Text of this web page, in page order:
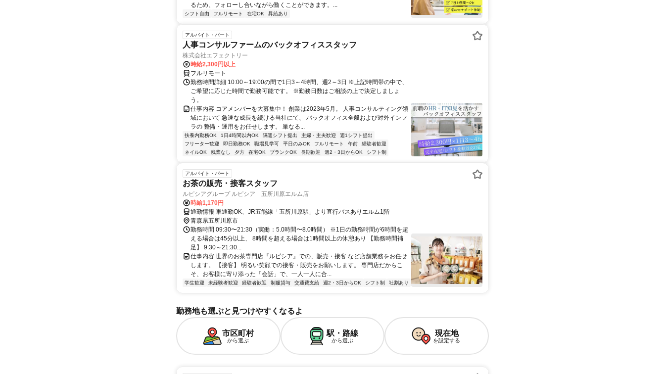
るため、フォローし合いながら働くことができます。...
シフト自由 フルリモート 在宅OK 昇給あり
アルバイト・パート
人事コンサルファームのバックオフィススタッフ
株式会社エフェクトリー
時給2,300円以上
フルリモート
勤務時間詳細 10:00～19:00の間で1日3～4時間、週2～3日 ※上記時間帯の中で、
ご希望に応じた時間で勤務可能です。 ※勤務日数はご相談の上で決定しましょ
う。
仕事内容 コアメンバーを大募集中！ 創業は2023年5月。 人事コンサルティング領
域において 急速な成長を続ける当社にて、 バックオフィス全般および対外インフ
ラの 整備・運用をお任せします。 単なる...
扶養内勤務OK 1日4時間以内OK 隔週シフト提出 主婦・主夫歓迎
週1シフト提出
フリーター歓迎
即日勤務OK 職場見学可 平日のみOK フルリモート 午前
経験者歓迎
ネイルOK
残業なし 夕方 在宅OK ブランクOK 長期歓迎 週2・3日からOK シフト制
アルバイト・パート
お茶の販売・接客スタッフ
ルピシアグループ ルピシア 五所川原エルム店
時給1,170円
通勤情報 車通勤OK、JR五能線「五所川原駅」より直行バスありエルム1階
青森県五所川原市
勤務時間 09:30〜21:30（実働：5.0時間〜8.0時間） ※1日の勤務時間が6時間を超
える場合は45分以上、 8時間を超える場合は1時間以上の休憩あり 【勤務時間補
足】 9:30～21:30...
仕事内容 世界のお茶専門店『ルピシア』での、販売・接客 など店舗業務をお任せ
します。 【接客】 明るい笑顔での接客・販売をお願いします。 専門店だからこ
そ、お客様に寄り添った「会話」で、一人一人に合...
学生歓迎 未経験者歓迎 経験者歓迎 制服貸与 交通費支給 週2・3日からOK シフト制 社割あり
勤務地も選ぶと見つけやすくなるよ
市区町村
から選ぶ
駅・路線
から選ぶ
現在地
を設定する